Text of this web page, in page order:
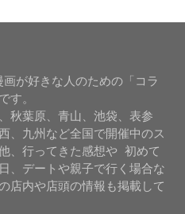
が好きな人のための「コラ
す。
秋葉原、青山、池袋、表参
、九州など全国で開催中のス
、行ってきた感想や 初めて
、デートや親子で行く場合な
店内や店頭の情報も掲載して